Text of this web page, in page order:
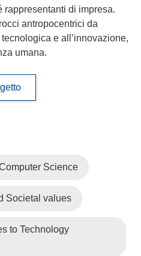
di impresa.
antropocentrici da
e all’innovazione,
umana.
Science
Societal values
to Technology